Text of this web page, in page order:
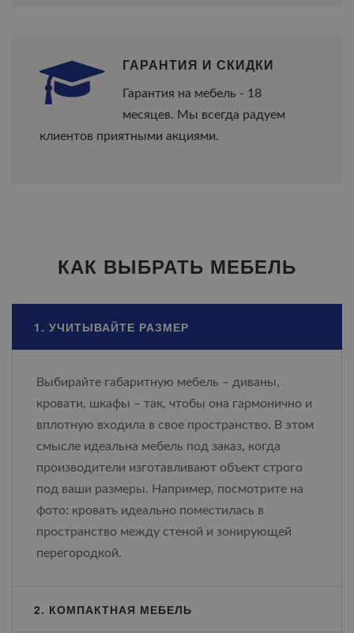
ГАРАНТИЯ И СКИДКИ
Гарантия на мебель - 18
месяцев. Мы всегда радуем
клиентов приятными акциями.
КАК ВЫБРАТЬ МЕБЕЛЬ
1. УЧИТЫВАЙТЕ РАЗМЕР
Выбирайте габаритную мебель – диваны,
кровати, шкафы – так, чтобы она гармонично и
вплотную входила в свое пространство. В этом
смысле идеальна мебель под заказ, когда
производители изготавливают объект строго
под ваши размеры. Например, посмотрите на
фото: кровать идеально поместилась в
пространство между стеной и зонирующей
перегородкой.
2. КОМПАКТНАЯ МЕБЕЛЬ